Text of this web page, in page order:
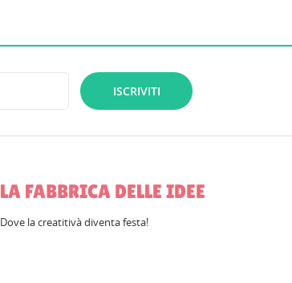
ISCRIVITI
LA FABBRICA DELLE IDEE
Dove la creatitivà diventa festa!